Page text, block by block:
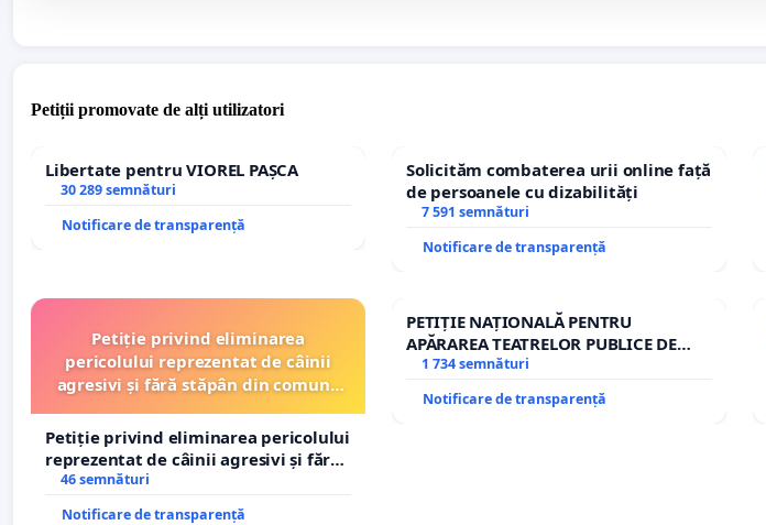
Petiții promovate de alți utilizatori
Libertate pentru VIOREL PAȘCA
30 289 semnături
Notificare de transparență
Solicităm combaterea urii online față
de persoanele cu dizabilități
7 591 semnături
Notificare de transparență
Petiție privind eliminarea
pericolului reprezentat de câinii
agresivi și fără stăpân din comuna
Petiție privind eliminarea pericolului
reprezentat de câinii agresivi și fără
stăpân din comuna Tunari
46 semnături
Notificare de transparență
PETIȚIE NAȚIONALĂ PENTRU
APĂRAREA TEATRELOR PUBLICE DE
REPERTORIU DIN ROMÂNIA
1 734 semnături
Notificare de transparență